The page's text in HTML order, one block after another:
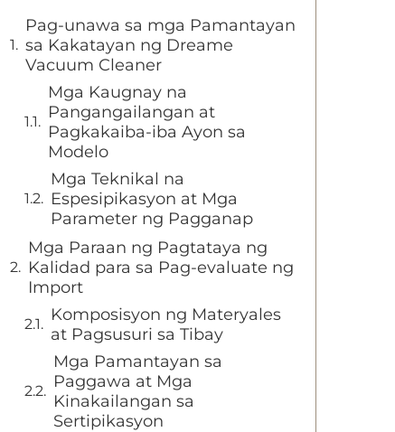
Pag-unawa sa mga Pamantayan
sa Kakatayan ng Dreame
Vacuum Cleaner
Mga Kaugnay na
Pangangailangan at
Pagkakaiba-iba Ayon sa
Modelo
Mga Teknikal na
Espesipikasyon at Mga
Parameter ng Pagganap
Mga Paraan ng Pagtataya ng
Kalidad para sa Pag-evaluate ng
Import
Komposisyon ng Materyales
at Pagsusuri sa Tibay
Mga Pamantayan sa
Paggawa at Mga
Kinakailangan sa
Sertipikasyon